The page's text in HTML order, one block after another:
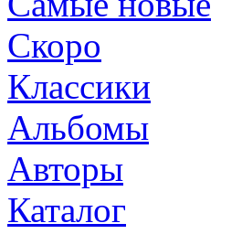
Скоро
Классики
Альбомы
Авторы
Каталог